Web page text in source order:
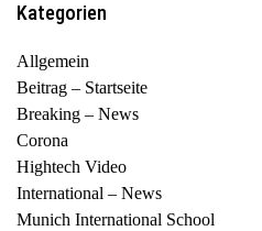
Kategorien
Allgemein
Beitrag – Startseite
Breaking – News
Corona
Hightech Video
International – News
Munich International School